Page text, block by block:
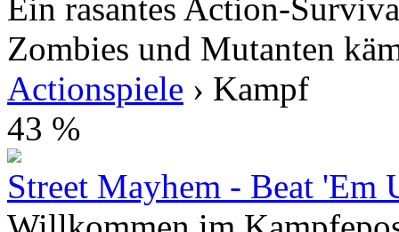
Ein rasantes Action-
Zombies und Mutanten
Actionspiele › Kampf
43 %
Street Mayhem - Beat 'Em